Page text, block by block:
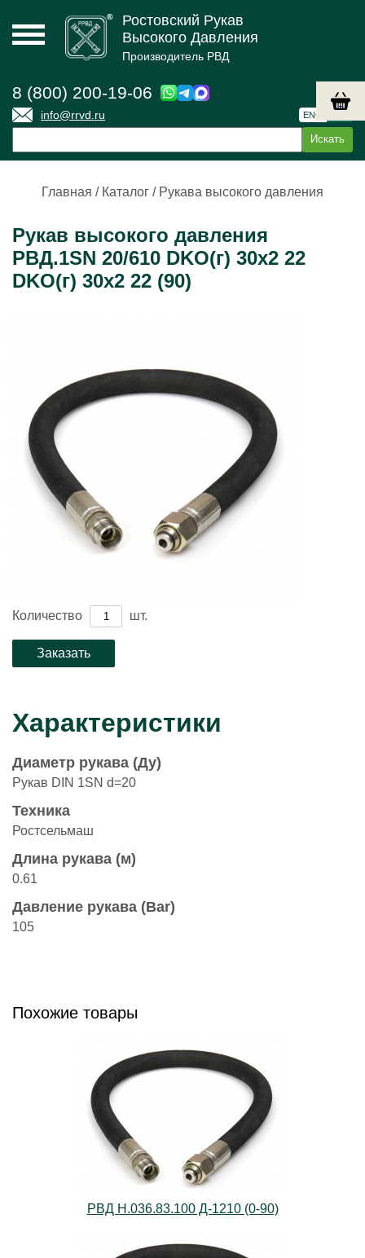
Ростовский Рукав
Высокого Давления
Производитель РВД
8 (800) 200-19-06
info@rrvd.ru ENG
Главная / Каталог / Рукава высокого давления
Рукав высокого давления
РВД.1SN 20/610 DKO(г) 30х2 22
DKO(г) 30х2 22 (90)
Количество шт.
Характеристики
Диаметр рукава (Ду)
Рукав DIN 1SN d=20
Техника
Ростсельмаш
Длина рукава (м)
0.61
Давление рукава (Bar)
105
Похожие товары
РВД Н.036.83.100 Д-1210 (0-90)